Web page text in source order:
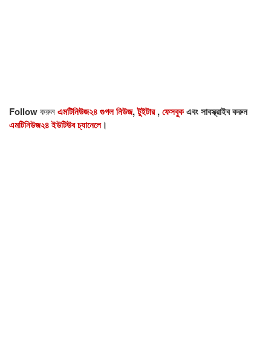
Followকরুনএমটিনিউজ২৪ গুগল নিউজ,টুইটার,ফেসবুকএবং সাবস্ক্রাইব করুন
এমটিনিউজ২৪ ইউটিউব চ্যানেলে।